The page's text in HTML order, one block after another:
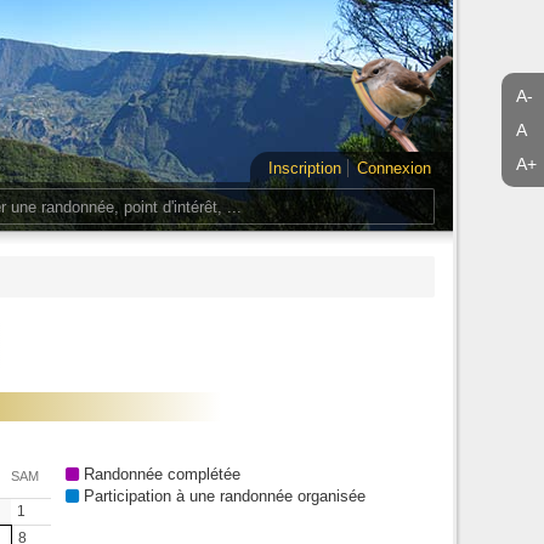
A-
A
A+
Inscription
Connexion
SAM
1
8
Randonnée complétée
Participation à une randonnée organisée